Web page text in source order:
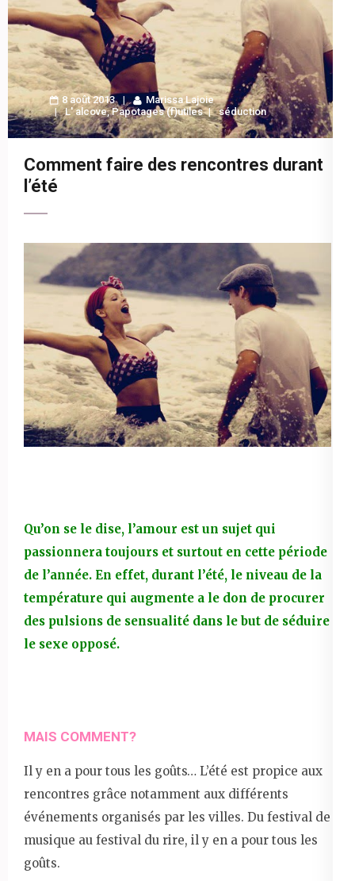
8 août 2013
Marissa Lajoie
L' alcove,Papotages (f)utiles séduction
Comment faire des rencontres durant
l’été
Qu’on se le dise, l’amour est un sujet qui
passionnera toujours et surtout en cette période
de l’année. En effet, durant l’été, le niveau de la
température qui augmente a le don de procurer
des pulsions de sensualité dans le but de séduire
le sexe opposé.
MAIS COMMENT?
Il y en a pour tous les goûts… L’été est propice aux
rencontres grâce notamment aux différents
événements organisés par les villes. Du festival de
musique au festival du rire, il y en a pour tous les
goûts.